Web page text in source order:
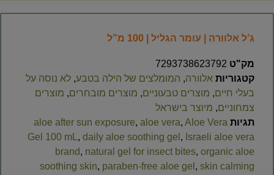
ג’ל אלוורה | עומר הגליל | 100 מ”ל
מק"ט 7293738623792
קטגוריות אלוורה, המומלצים של הילה בטבע, לא נוסה על
בעלי חיים, מוצרים טבעוניים, מוצרים מובחרים, מוצרים
צמחוניים, מיוצר בישראל
תגיות
aloe after sun exposure, aloe vera, Aloe Vera
Gel 100 mL, daily aloe soothing gel , Israeli aloe vera
brand, natural gel for insect bites, organic aloe
soothing skin, paraben-free aloe gel , skin calming